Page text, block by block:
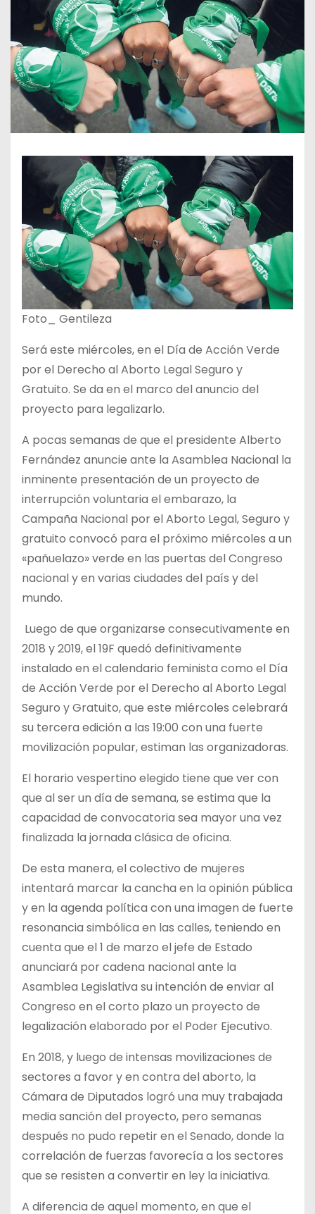
Foto_ Gentileza
Será este miércoles, en el Día de Acción Verde
por el Derecho al Aborto Legal Seguro y
Gratuito. Se da en el marco del anuncio del
proyecto para legalizarlo.
A pocas semanas de que el presidente Alberto
Fernández anuncie ante la Asamblea Nacional la
inminente presentación de un proyecto de
interrupción voluntaria el embarazo, la
Campaña Nacional por el Aborto Legal, Seguro y
gratuito convocó para el próximo miércoles a un
«pañuelazo» verde en las puertas del Congreso
nacional y en varias ciudades del país y del
mundo.
Luego de que organizarse consecutivamente en
2018 y 2019, el 19F quedó definitivamente
instalado en el calendario feminista como el Día
de Acción Verde por el Derecho al Aborto Legal
Seguro y Gratuito, que este miércoles celebrará
su tercera edición a las 19:00 con una fuerte
movilización popular, estiman las organizadoras.
El horario vespertino elegido tiene que ver con
que al ser un día de semana, se estima que la
capacidad de convocatoria sea mayor una vez
finalizada la jornada clásica de oficina.
De esta manera, el colectivo de mujeres
intentará marcar la cancha en la opinión pública
y en la agenda política con una imagen de fuerte
resonancia simbólica en las calles, teniendo en
cuenta que el 1 de marzo el jefe de Estado
anunciará por cadena nacional ante la
Asamblea Legislativa su intención de enviar al
Congreso en el corto plazo un proyecto de
legalización elaborado por el Poder Ejecutivo.
En 2018, y luego de intensas movilizaciones de
sectores a favor y en contra del aborto, la
Cámara de Diputados logró una muy trabajada
media sanción del proyecto, pero semanas
después no pudo repetir en el Senado, donde la
correlación de fuerzas favorecía a los sectores
que se resisten a convertir en ley la iniciativa.
A diferencia de aquel momento, en que el